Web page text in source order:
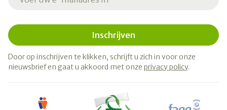
Inschrijven
Door op inschrijven te klikken, schrijft u zich in voor onze
nieuwsbrief en gaat u akkoord met onze privacy policy.